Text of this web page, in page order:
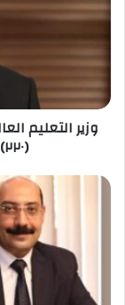
يُغادر
باريس
للمُشاركة
في
الدورة
(٢٢٠)
لليونسكو
وزير التعليم
(٢٢٠) للمجلس التنفيذي لليونسكو
النائب
الشباب
الركيزة